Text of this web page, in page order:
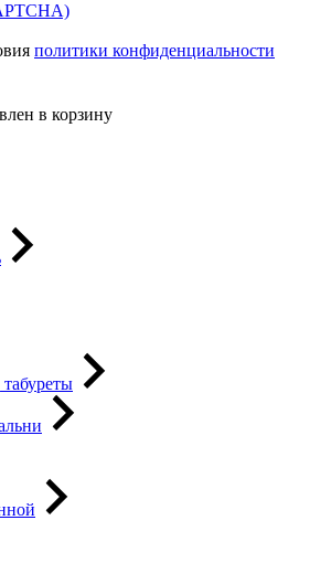
политики конфиденциальности
в корзину